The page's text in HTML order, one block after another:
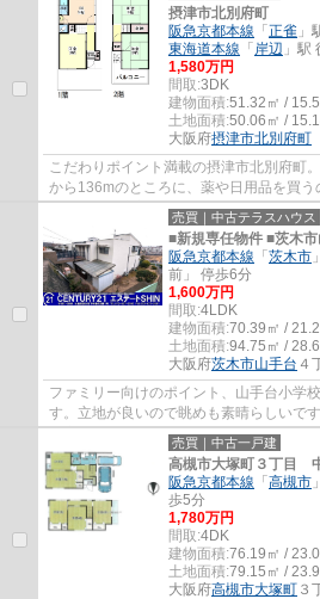
摂津市北別府町
阪急京都本線 「 正雀 」
東海道本線 「 岸辺 」駅
1,580万円
間取:3DK
建物面積:51.32㎡ /
土地面積:50.06㎡ /
大阪府摂津市北別府町
こだわりポイント満載の摂津市北別府町
から136mのところに、薬や日用品を買う
す。地域に密着した当社には、摂津市の
売買｜中古テラスハウス
■新規専任物件 ■茨木
阪急京都本線 「 茨木市
前」 停歩6分
1,600万円
間取:4LDK
建物面積:70.39㎡ /
土地面積:94.75㎡ /
大阪府茨木市山手台 ４
ファミリー向けのポイント、山手台小学
す。立地が良いので眺めも素晴らしいで
動産を探すなら、当社にお任せください。
売買｜中古一戸建
高槻市大塚町３丁目
阪急京都本線 「 高槻市
歩5分
1,780万円
間取:4DK
建物面積:76.19㎡ /
土地面積:79.15㎡ /
大阪府高槻市大塚町 ３